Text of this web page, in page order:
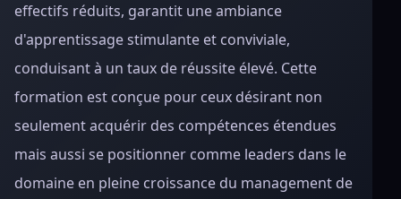
effectifs réduits, garantit une ambiance
d'apprentissage stimulante et conviviale,
conduisant à un taux de réussite élevé. Cette
formation est conçue pour ceux désirant non
seulement acquérir des compétences étendues
mais aussi se positionner comme leaders dans le
domaine en pleine croissance du management de